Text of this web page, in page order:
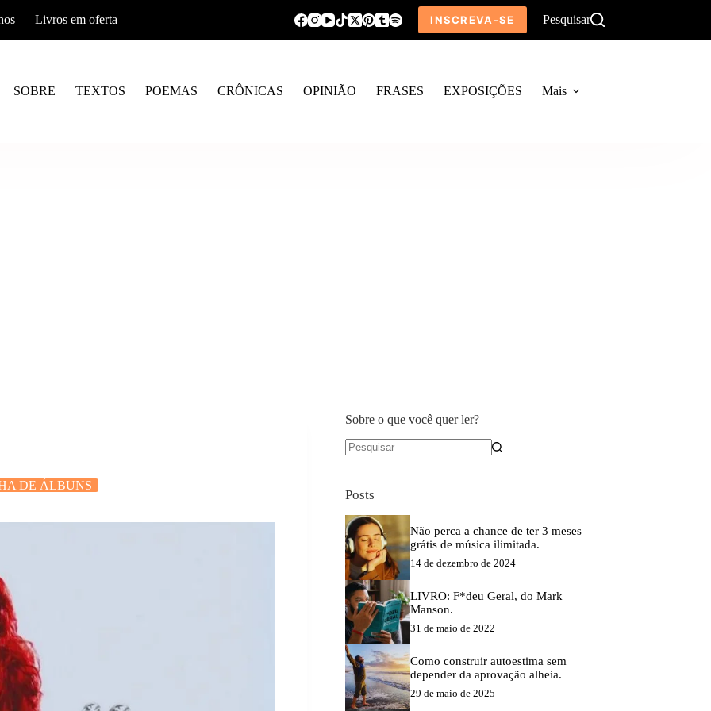
Livros em oferta INSCREVA-SE Pesquisar
SOBRE TEXTOS POEMAS CRÔNICAS OPINIÃO FRASES EXPOSIÇÕES Mais
DE ÁLBUNS
Sobre o que você quer ler?
Posts
Não perca a chance de ter 3 meses
grátis de música ilimitada.
14 de dezembro de 2024
LIVRO: F*deu Geral, do Mark
Manson.
31 de maio de 2022
Como construir autoestima sem
depender da aprovação alheia.
29 de maio de 2025